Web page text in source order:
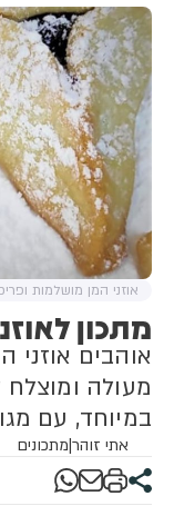
בצרפתית, אנגלית
שיהודים הם שהציתו
השריפות בצרפת, ספרד
בטרה להרוויח פוליטית
מהמצב.
מתכון
אוהבים אוזני
מעולה ומוצלח
במיוחד, עם
אתי זוהר|מתכונים
אוזני המן מושלמות